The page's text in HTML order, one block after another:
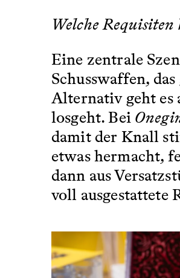
Welche
Eine zentrale
Schusswaffen,
Alternativ geht es
losgeht. Bei
damit der Knall
etwas hermacht,
dann aus
voll ausgestattete